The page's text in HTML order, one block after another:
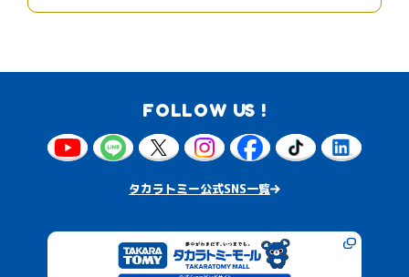
FOLLOW US !
タカラトミー公式SNS一覧